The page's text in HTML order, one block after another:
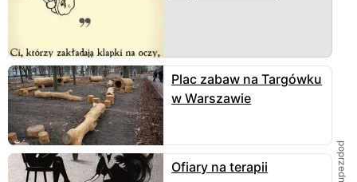
Plac zabaw na Targówku
w Warszawie
Ofiary na terapii